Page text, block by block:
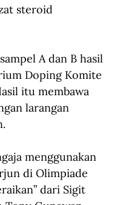
steroid
A dan B hasil
Doping Komite
itu membawa
larangan
menggunakan
di Olimpiade
dari Sigit